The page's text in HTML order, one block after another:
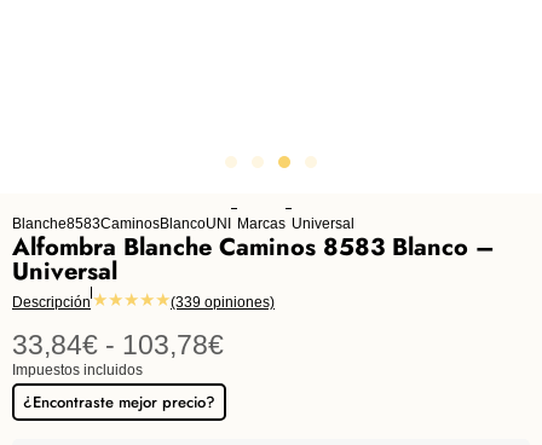
Blanche8583CaminosBlancoUNI Marcas Universal
Alfombra Blanche Caminos 8583 Blanco –
Universal
Descripción ★★★★★(339 opiniones)
33,84€ - 103,78€
Impuestos incluidos
¿Encontraste mejor precio?